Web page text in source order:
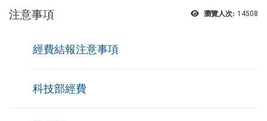
瀏覽人次: 14508
注意事項
經費結報注意事項
科技部經費